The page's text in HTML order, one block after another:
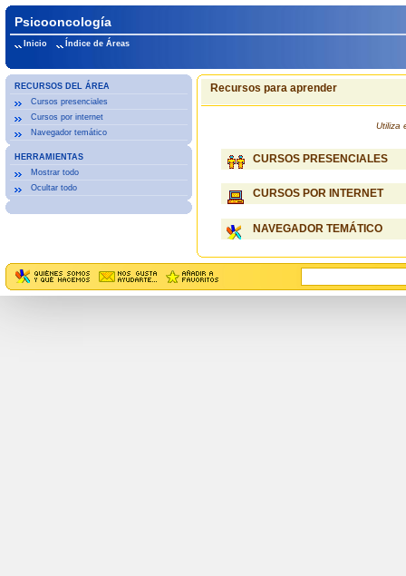
Psicooncología
Inicio Índice de Áreas
RECURSOS DEL ÁREA
Cursos presenciales
Cursos por internet
Navegador temático
HERRAMIENTAS
Mostrar todo
Ocultar todo
Recursos para aprender
Utiliza
CURSOS PRESENCIALES
CURSOS POR INTERNET
NAVEGADOR TEMÁTICO